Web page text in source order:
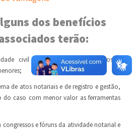
dos benefícios
terão:
civil a preços mais vantajosos e
de atos notariais e de registro e gestão,
do caso com menor valor as ferramentas
e fóruns da atividade notarial e